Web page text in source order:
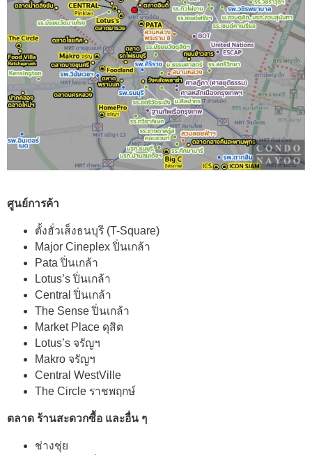
ศูนย์การค้า
ตั้งฮั่วเส็งธนบุรี (T-Square)
Major Cineplex ปิ่นเกล้า
Pata ปิ่นเกล้า
Lotus’s ปิ่นเกล้า
Central ปิ่นเกล้า
The Sense ปิ่นเกล้า
Market Place ดุสิต
Lotus’s จรัญฯ
Makro จรัญฯ
Central WestVille
The Circle ราชพฤกษ์
ตลาด ร้านสะดวกซื้อ และอื่น ๆ
ช่างชุ่ย